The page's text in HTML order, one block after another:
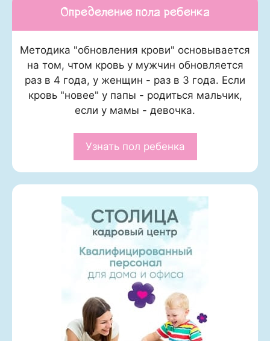
Определение пола ребенка
Методика "обновления крови" основывается
на том, чтом кровь у мужчин обновляется
раз в 4 года, у женщин - раз в 3 года. Если
кровь "новее" у папы - родиться мальчик,
если у мамы - девочка.
Узнать пол ребенка